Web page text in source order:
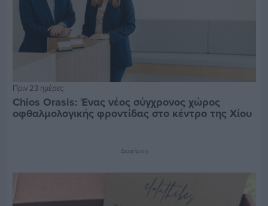
Πριν 23 ημέρες
Chios Orasis: Ένας νέος σύγχρονος χώρος
οφθαλμολογικής φροντίδας στο κέντρο της Χίου
Διαφήμιση